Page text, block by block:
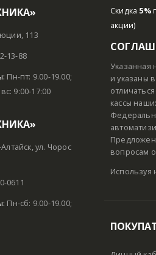
113
13-88
Пн-пт: 9.00-19.00;
9:00-17:00
ул. Чорос
0611
Пн-сб: 9.00-19.00;
Скидка 5%
акции)
Указанная
и указаны
кассы
вопросам
Используя